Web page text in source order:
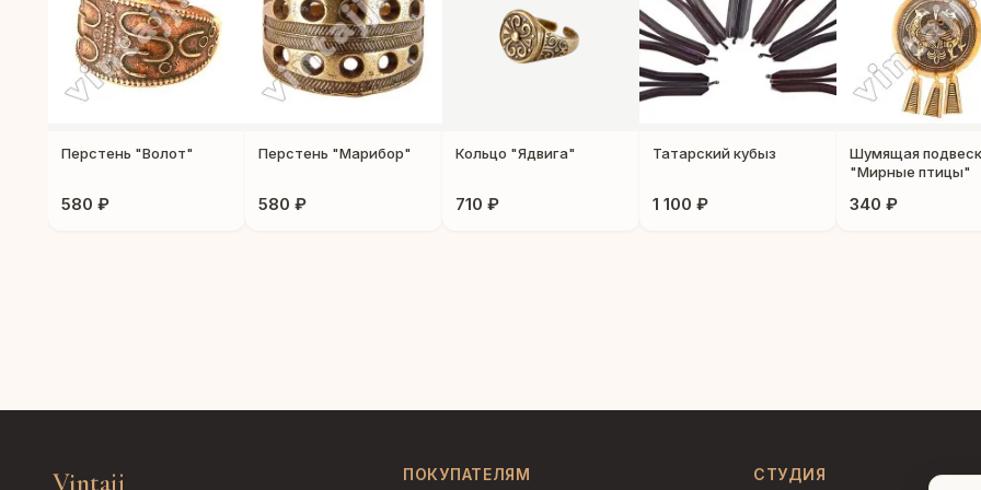
Перстень "Волот"
580 ₽
Перстень "Марибор"
580 ₽
Кольцо "Ядвига"
710 ₽
Татарский кубыз
1 100 ₽
Шумящая
"Мирные птицы"
340 ₽
Vintajj ПОКУПАТЕЛЯМ СТУДИЯ